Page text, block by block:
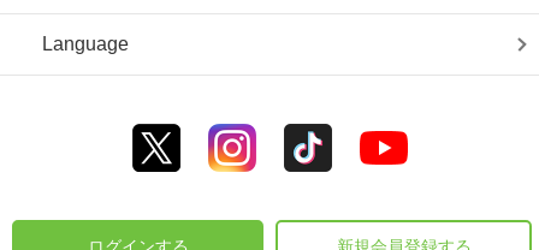
Language
ログインする 新規会員登録する